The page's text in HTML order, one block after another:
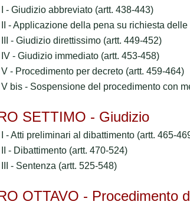
- Giudizio abbreviato (artt. 438-443)
- Applicazione della pena su richiesta delle
- Giudizio direttissimo (artt. 449-452)
- Giudizio immediato (artt. 453-458)
- Procedimento per decreto (artt. 459-464)
bis - Sospensione del procedimento con
SETTIMO - Giudizio
- Atti preliminari al dibattimento (artt. 465-
- Dibattimento (artt. 470-524)
- Sentenza (artt. 525-548)
OTTAVO - Procedimento